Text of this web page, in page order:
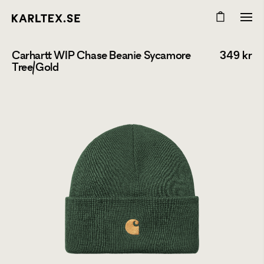
Carhartt WIP Chase Beanie Sycamore
Tree/Gold
349 kr